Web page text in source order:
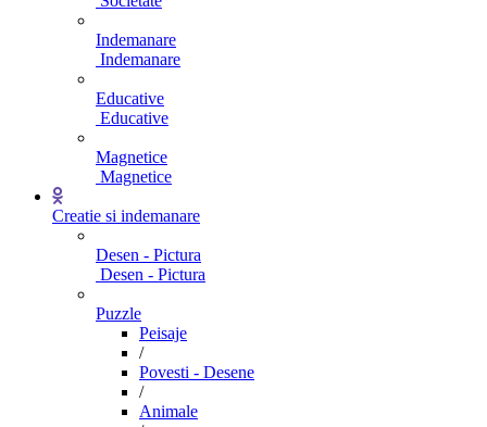
Indemanare
Indemanare
Educative
Educative
Magnetice
Magnetice
Creatie si indemanare
Desen - Pictura
Desen - Pictura
Puzzle
Peisaje
/
Povesti - Desene
/
Animale